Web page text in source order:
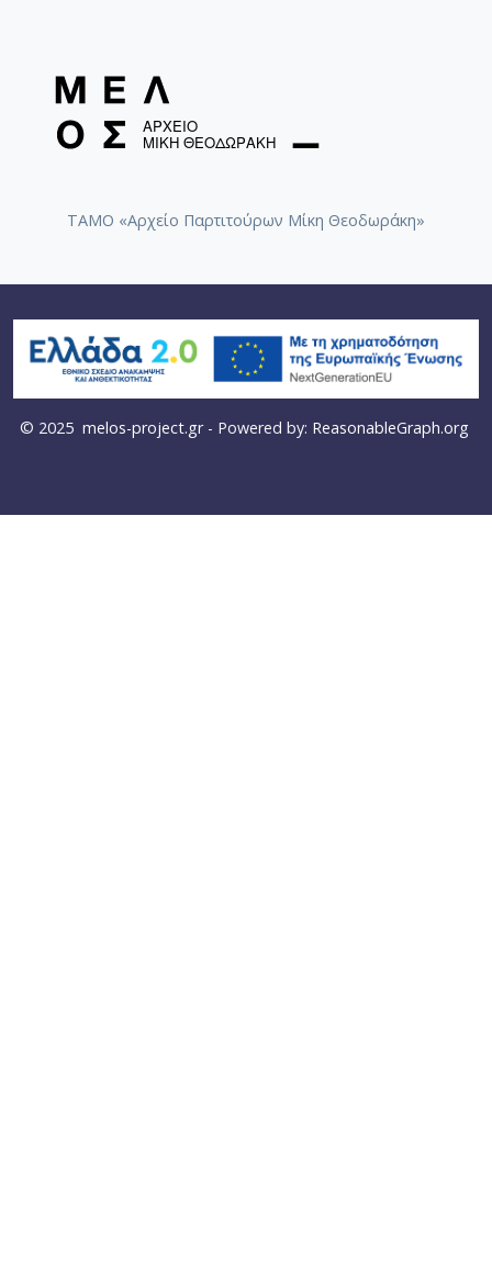
ΤΑΜΟ «Αρχείο Παρτιτούρων Μίκη Θεοδωράκη»
© 2025 melos-project.gr- Powered by: ReasonableGraph.org